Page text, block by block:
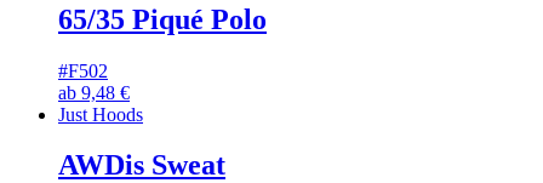
65/35 Piqué Polo
#F502
ab 9,48 €
Just Hoods
AWDis Sweat